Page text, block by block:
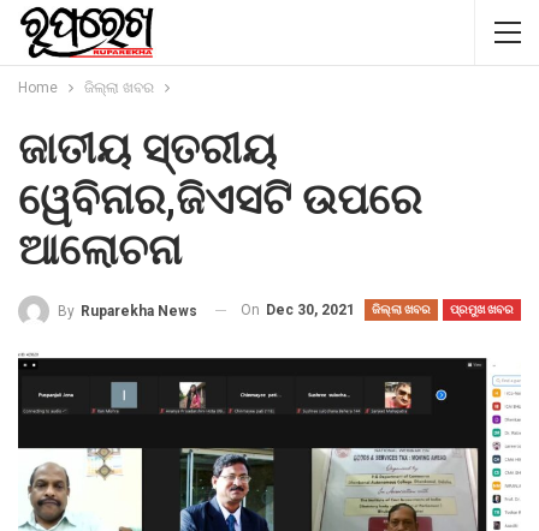
Home ଜିଲ୍ଲା ଖବର
ଜାତୀୟ ସ୍ତରୀୟ
ୱେବିନାର,ଜିଏସଟି ଉପରେ
ଆଲୋଚନା
ଜିଲ୍ଲା ଖବର ପ୍ରମୁଖ ଖବର
By Ruparekha News On Dec 30, 2021